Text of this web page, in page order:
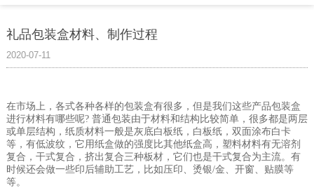
礼品包装盒材料、制作过程
2020-07-11
在市场上，各式各种各样的包装盒有很多，但是我们这些产品包装盒
进行材料有哪些呢? 普通包装由于材料和结构比较简单，很多都是两层
或单层结构，纸质材料一般是灰底白板纸，白板纸，双面涂布白卡
等，有低波纹，它用纸盒做的强度比其他纸盒高，塑料材料有无溶剂
复合，干式复合，挤出复合三种板材，它们也是干式复合为主流。有
时候还会做一些印后辅助工艺，比如压印、烫银/金、开窗、贴膜等
等。